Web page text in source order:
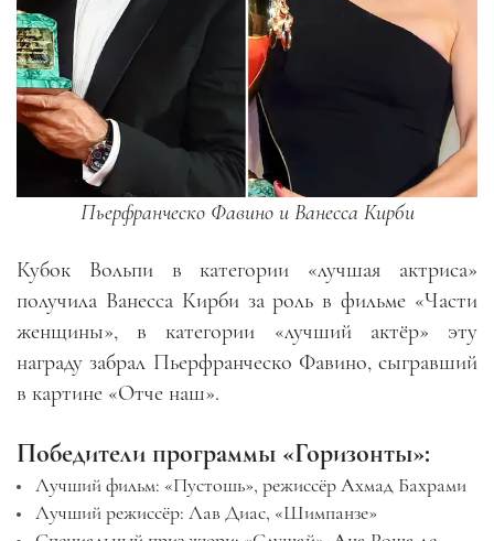
Пьерфранческо Фавино и Ванесса Кирби
Кубок Вольпи в категории «лучшая актриса»
получила Ванесса Кирби за роль в фильме «Части
женщины», в категории «лучший актёр» эту
награду забрал Пьерфранческо Фавино, сыгравший
в картине «Отче наш».
Победители программы «Горизонты»:
Лучший фильм: «Пустошь», режиссёр Ахмад Бахрами
Лучший режиссёр: Лав Диас, «Шимпанзе»